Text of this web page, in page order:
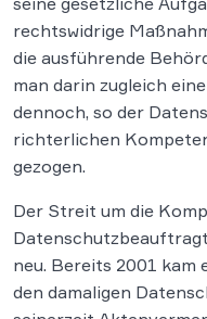
rechtswidrige
die ausführende
man darin zugleich
dennoch, so der
richterlichen
gezogen.
Der Streit um die
neu. Bereits 2001 kam
den damaligen